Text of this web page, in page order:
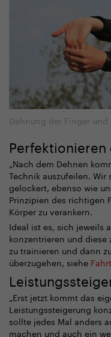
Dehnung der Finger
Perfektionieren
„Nach dem Dehnen
Technik auszufeilen.
gelockert, ebenso wie
Prinzipien des richtigen
Körper zu verankern.
Ideal ist es, sich jeweils
konzentrieren und diese
zu trainieren und dann
überzugehen, siehe
„Erst jetzt kommt das
Leistungssteigerung
sollte jedes Mal anders
machen und auch ein